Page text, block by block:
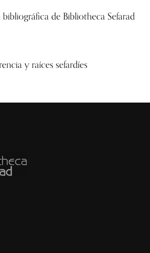
de Bibliotheca Sefarad
y raíces sefardíes